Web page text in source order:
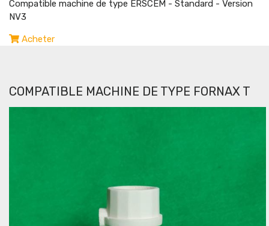
Compatible machine de type ERSCEM - Standard - Version
NV3
Acheter
COMPATIBLE MACHINE DE TYPE FORNAX T